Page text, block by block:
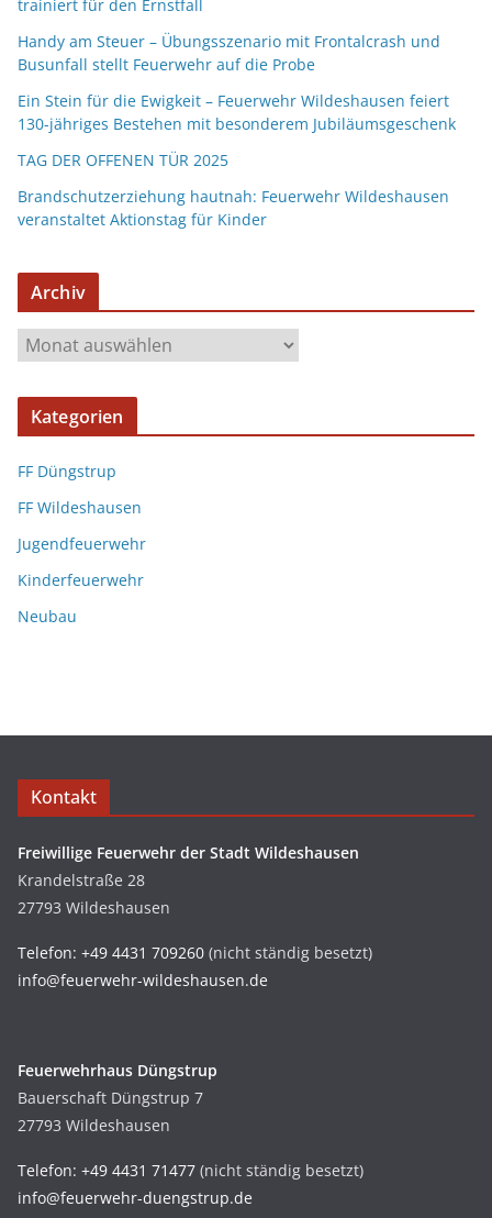
trainiert für den Ernstfall
Handy am Steuer – Übungsszenario mit Frontalcrash und
Busunfall stellt Feuerwehr auf die Probe
Ein Stein für die Ewigkeit – Feuerwehr Wildeshausen feiert
130-jähriges Bestehen mit besonderem Jubiläumsgeschenk
TAG DER OFFENEN TÜR 2025
Brandschutzerziehung hautnah: Feuerwehr Wildeshausen
veranstaltet Aktionstag für Kinder
Archiv
Kategorien
FF Düngstrup
FF Wildeshausen
Jugendfeuerwehr
Kinderfeuerwehr
Neubau
Kontakt
Freiwillige Feuerwehr der Stadt Wildeshausen
Krandelstraße 28
27793 Wildeshausen
Telefon: +49 4431 709260 (nicht ständig besetzt)
info@feuerwehr-wildeshausen.de
Feuerwehrhaus Düngstrup
Bauerschaft Düngstrup 7
27793 Wildeshausen
Telefon: +49 4431 71477 (nicht ständig besetzt)
info@feuerwehr-duengstrup.de